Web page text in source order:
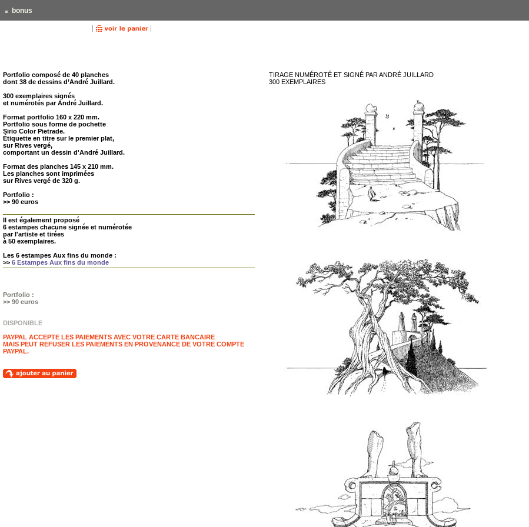
bonus
Portfolio composé de 40 planches
dont 38 de dessins d’André Juillard.
300 exemplaires signés
et numérotés par André Juillard.
Format portfolio 160 x 220 mm.
Portfolio sous forme de pochette
Sirio Color Pietrade.
Étiquette en titre sur le premier plat,
sur Rives vergé,
comportant un dessin d'André Juillard.
Format des planches 145 x 210 mm.
Les planches sont imprimées
sur Rives vergé de 320 g.
Portfolio :
>> 90 euros
Il est également proposé
6 estampes chacune signée et numérotée
par l'artiste et tirées
à 50 exemplaires.
Les 6 estampes Aux fins du monde :
>> 6 Estampes Aux fins du monde
Portfolio :
>> 90 euros
DISPONIBLE
PAYPAL ACCEPTE LES PAIEMENTS AVEC VOTRE CARTE BANCAIRE
MAIS PEUT REFUSER LES PAIEMENTS EN PROVENANCE DE VOTRE COMPTE
PAYPAL.
TIRAGE NUMÉROTÉ ET SIGNÉ PAR ANDRÉ JUILLARD
300 EXEMPLAIRES